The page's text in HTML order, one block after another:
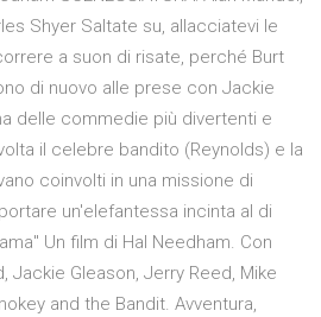
Shyer Saltate su, allacciatevi le
a suon di risate, perché Burt
di nuovo alle prese con Jackie
delle commedie più divertenti e
il celebre bandito (Reynolds) e la
coinvolti in una missione di
un'elefantessa incinta al di
Un film di Hal Needham. Con
Jackie Gleason, Jerry Reed, Mike
and the Bandit. Avventura,